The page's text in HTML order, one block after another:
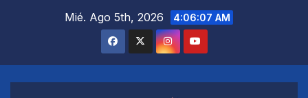
Mié. Ago 5th, 2026 4:06:08 AM